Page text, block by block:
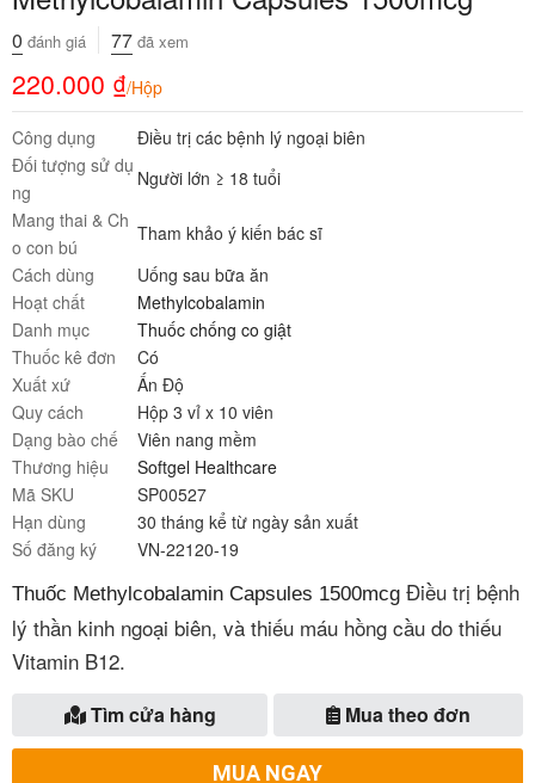
0 đánh giá 77 đã xem
220.000 ₫/Hộp
Công dụng
Điều trị các bệnh lý ngoại biên
Đối tượng sử dụ
ng
Người lớn ≥ 18 tuổi
Mang thai & Ch
o con bú
Tham khảo ý kiến bác sĩ
Cách dùng
Uống sau bữa ăn
Hoạt chất
Methylcobalamin
Danh mục
Thuốc chống co giật
Thuốc kê đơn
Có
Xuất xứ
Ấn Độ
Quy cách
Hộp 3 vỉ x 10 viên
Dạng bào chế
Viên nang mềm
Thương hiệu
Softgel Healthcare
Mã SKU
SP00527
Hạn dùng
30 tháng kể từ ngày sản xuất
Số đăng ký
VN-22120-19
Thuốc Methylcobalamin Capsules 1500mcg Điều trị bệnh
lý thần kinh ngoại biên, và thiếu máu hồng cầu do thiếu
Vitamin B12.
Tìm cửa hàng Mua theo đơn
MUA NGAY